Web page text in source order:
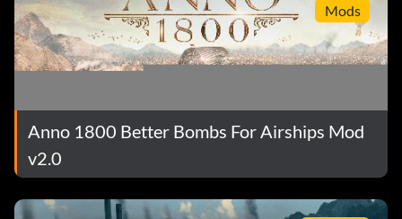
Mods
Anno 1800 Better Bombs For Airships Mod
v2.0